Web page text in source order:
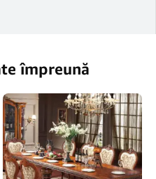
împreună